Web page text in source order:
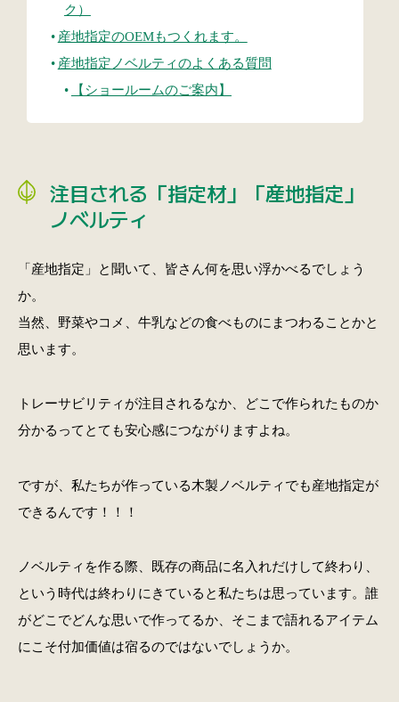
ク）
産地指定のOEMもつくれます。
産地指定ノベルティのよくある質問
【ショールームのご案内】
注目される「指定材」「産地指定」
ノベルティ
「産地指定」と聞いて、皆さん何を思い浮かべるでしょう
か。
当然、野菜やコメ、牛乳などの食べものにまつわることかと
思います。
トレーサビリティが注目されるなか、どこで作られたものか
分かるってとても安心感につながりますよね。
ですが、私たちが作っている木製ノベルティでも産地指定が
できるんです！！！
ノベルティを作る際、既存の商品に名入れだけして終わり、
という時代は終わりにきていると私たちは思っています。誰
がどこでどんな思いで作ってるか、そこまで語れるアイテム
にこそ付加価値は宿るのではないでしょうか。